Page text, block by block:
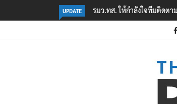
UPDATE
มเสือโคร่งทำร้ายเจ้าหน้าที่เขตฯห้วยขาแข้ง‘ภาคประชาสังค
ต้อนรับอาชญาก